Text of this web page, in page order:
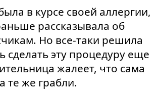
в курсе своей аллергии,
рассказывала об
Но все-таки решила
сделать эту процедуру еще
жалеет, что сама
те же грабли.